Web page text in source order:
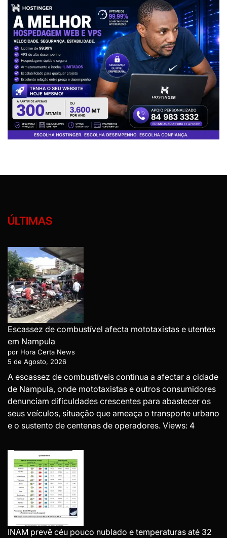
ÚLTIMAS
Escassez de combustível afecta mototaxistas e utentes
em Nampula
por Hora Certa News
5 de Agosto, 2026
A escassez de combustíveis continua a afectar a cidade
de Nampula, onde mototaxistas e outros consumidores
denunciam dificuldades crescentes para abastecer os
seus veículos, situação que ameaça o transporte urbano
e o sustento de centenas de operadores. Views: 4
INAM prevê céu pouco nublado e temperaturas até 32